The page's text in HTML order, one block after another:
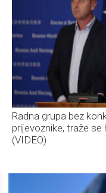
Radna grupa bez
prijevoznike, traže
(VIDEO)